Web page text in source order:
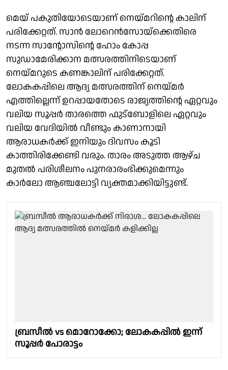
മെയ് പകുതിയോടെയാണ് നെയ്മറിന്റെ കാലിന്
പരിക്കേറ്റത്. സാന്‍ ലോറെന്‍സോയ്ക്കെതിരെ
നടന്ന സാന്റോസിന്റെ ഹോം കോപ്പ
സുഡാമേരിക്കാന മത്സരത്തിനിടെയാണ്
നെയ്മറുടെ കണങ്കാലിന് പരിക്കേറ്റത്.
ലോകകപ്പിലെ ആദ്യ മത്സരത്തിന് നെയ്മർ
എത്തില്ലെന്ന് ഉറപ്പായതോടെ രാജ്യത്തിന്റെ ഏറ്റവും
വലിയ സൂപ്പർ താരത്തെ ഫുട്ബോളിലെ ഏറ്റവും
വലിയ വേദിയിൽ വീണ്ടും കാണാനായി
ആരാധകർക്ക് ഇനിയും ദിവസം കൂടി
കാത്തിരിക്കേണ്ടി വരും. താരം അടുത്ത ആഴ്ച
മുതൽ പരിശീലനം പുനരാരംഭിക്കുമെന്നും
കാർലോ ആഞ്ചലോട്ടി വ്യക്തമാക്കിയിട്ടുണ്ട്.
ബ്രസീൽ vs മൊറോക്കോ; ലോകകപ്പിൽ ഇന്ന്
സൂപ്പർ പോരാട്ടം